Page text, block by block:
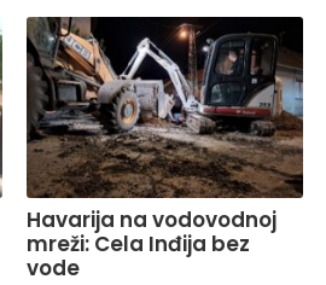
Havarija na vodovodnoj
mreži: Cela Inđija bez
vode